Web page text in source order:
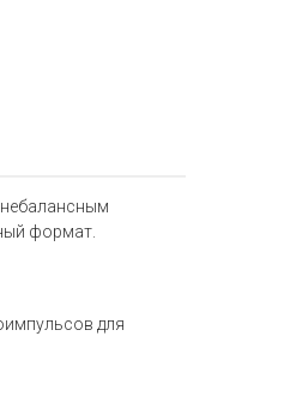
формат.
для